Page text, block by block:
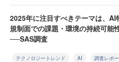
2025年に注目すべきテーマは、AI
規制面での課題・環境の持続可能
──SAS調査
テクノロジートレンド AI 調査レポ